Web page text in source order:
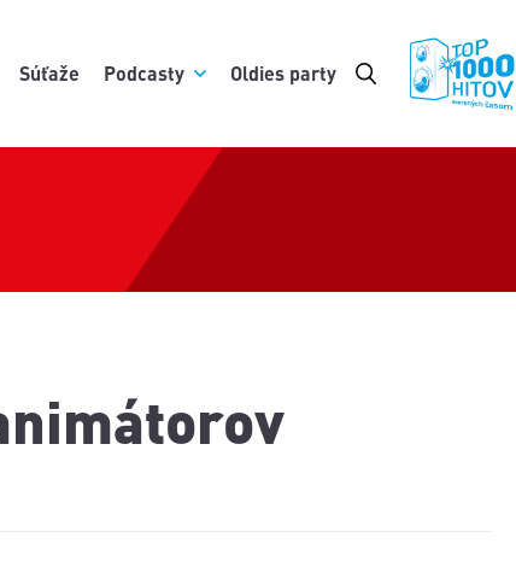
Súťaže Podcasty Oldies party